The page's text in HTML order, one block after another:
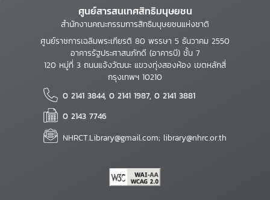
ศูนย์สารสนเทศสิทธิมนุษยชน
สำนักงานคณะกรรมการสิทธิมนุษยชนแห่งชาติ
ศูนย์ราชการเฉลิมพระเกียรติ 80 พรรษา 5 ธันวาคม 2550
อาคารรัฐประศาสนภักดี (อาคารบี) ชั้น 7
120 หมู่ที่ 3 ถนนแจ้งวัฒนะ แขวงทุ่งสองห้อง เขตหลักสี่
กรุงเทพฯ 10210
0 2141 3844, 0 2141 1987, 0 2141 3881
0 2143 7746
NHRCT.Library@gmail.com; library@nhrc.or.th